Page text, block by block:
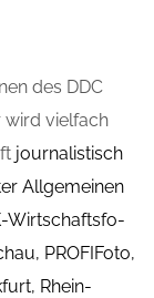
des DDC
wird viel­fach
jour­na­lis­tisch
All­ge­mei­nen
Wirt­schafts­fo­
PRO­FI­Fo­to,
Rhein-